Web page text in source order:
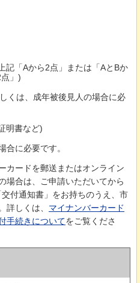
記「Aから2点」または「AとBか
」)
くは、成年被後見人の場合に必
明書など)
合に必要です。
カードを郵送またはオンライン
場合は、ご申請いただいてから
付通知書」をお持ちのうえ、市
詳しくは、 マイナンバーカード
手続きについてをご覧くださ